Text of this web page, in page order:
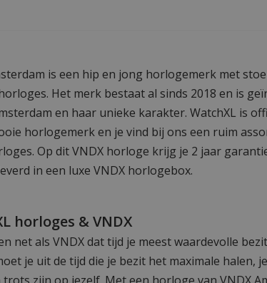
is een hip en jong horlogemerk met
Het merk bestaat al sinds 2018 en is
en haar unieke karakter. WatchXL is
horlogemerk en je vind bij ons een ruim
Op dit VNDX horloge krijg je 2 jaar
in een luxe VNDX horlogebox.
horloges & VNDX
net als VNDX dat tijd je meest waardevolle
je uit de tijd die je bezit het maximale halen,